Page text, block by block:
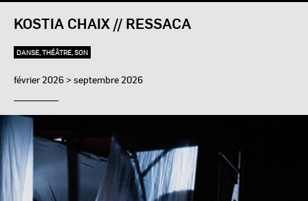
KOSTIA CHAIX // RESSACA
DANSE, THÉÂTRE, SON
février 2026 > septembre 2026